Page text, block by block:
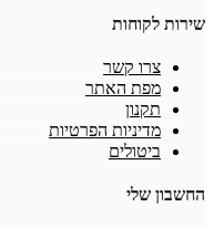
שירות לקוחות
צרו קשר
מפת האתר
תקנון
מדיניות הפרטיות
ביטולים
החשבון שלי